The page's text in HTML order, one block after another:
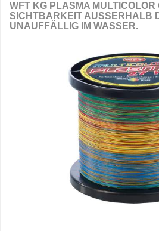
WFT KG PLASMA MULTICOLOR
SICHTBARKEIT AUSSERHALB
NAUFFÄLLIG IM WASSER.